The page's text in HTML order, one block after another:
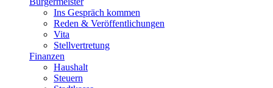
Ins Gespräch kommen
Reden & Veröffentlichungen
Vita
Stellvertretung
Finanzen
Haushalt
Steuern